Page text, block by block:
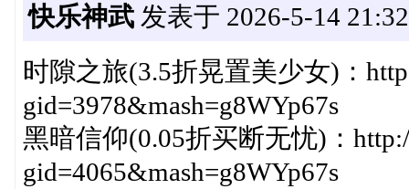
快乐神武发表于 2026-5-14
时隙之旅(3.5折晃置美少女)：
gid=3978&mash=g8WYp67s
黑暗信仰(0.05折买断无忧)：
gid=4065&mash=g8WYp67s